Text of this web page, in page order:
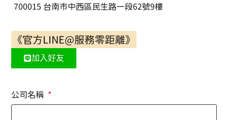
700015 台南市中西區民生路一段62號9樓
《官方LINE@服務零距離》
加入好友
公司名稱